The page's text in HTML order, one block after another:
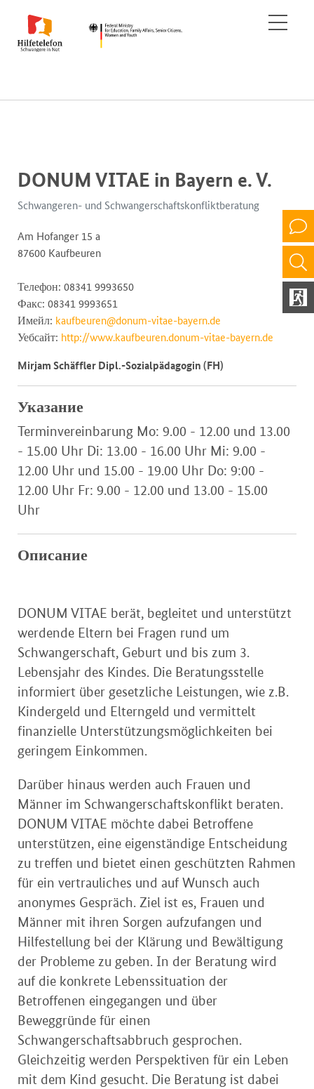
DONUM VITAE in Bayern e. V.
Schwangeren- und Schwangerschaftskonfliktberatung
Am Hofanger 15 a
87600 Kaufbeuren
Телефон: 08341 9993650
Факс: 08341 9993651
Имейл: kaufbeuren@donum-vitae-bayern.de
Уебсайт: http://www.kaufbeuren.donum-vitae-bayern.de
Mirjam Schäffler Dipl.-Sozialpädagogin (FH)
Указание
Terminvereinbarung Mo: 9.00 - 12.00 und 13.00
- 15.00 Uhr Di: 13.00 - 16.00 Uhr Mi: 9.00 -
12.00 Uhr und 15.00 - 19.00 Uhr Do: 9:00 -
12.00 Uhr Fr: 9.00 - 12.00 und 13.00 - 15.00
Uhr
Описание
DONUM VITAE berät, begleitet und unterstützt
werdende Eltern bei Fragen rund um
Schwangerschaft, Geburt und bis zum 3.
Lebensjahr des Kindes. Die Beratungsstelle
informiert über gesetzliche Leistungen, wie z.B.
Kindergeld und Elterngeld und vermittelt
finanzielle Unterstützungsmöglichkeiten bei
geringem Einkommen.
Darüber hinaus werden auch Frauen und
Männer im Schwangerschaftskonflikt beraten.
DONUM VITAE möchte dabei Betroffene
unterstützen, eine eigenständige Entscheidung
zu treffen und bietet einen geschützten Rahmen
für ein vertrauliches und auf Wunsch auch
anonymes Gespräch. Ziel ist es, Frauen und
Männer mit ihren Sorgen aufzufangen und
Hilfestellung bei der Klärung und Bewältigung
der Probleme zu geben. In der Beratung wird
auf die konkrete Lebenssituation der
Betroffenen eingegangen und über
Beweggründe für einen
Schwangerschaftsabbruch gesprochen.
Gleichzeitig werden Perspektiven für ein Leben
mit dem Kind gesucht. Die Beratung ist dabei